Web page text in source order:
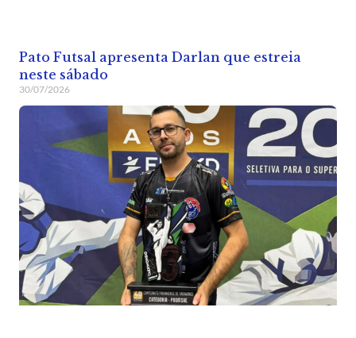
Pato Futsal apresenta Darlan que estreia
neste sábado
30/07/2026